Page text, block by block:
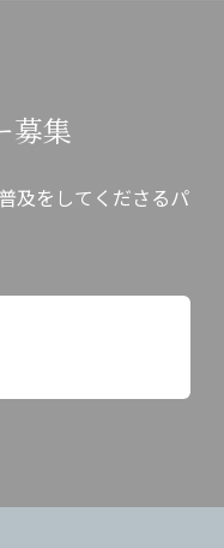
募集
及をしてくださるパ